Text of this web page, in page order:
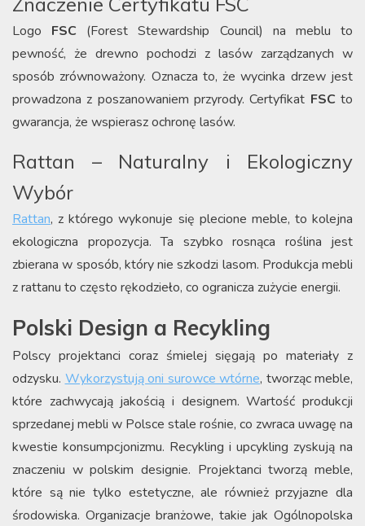
Logo FSC (Forest Stewardship Council) na meblu to
pewność, że drewno pochodzi z lasów zarządzanych w
sposób zrównoważony. Oznacza to, że wycinka drzew jest
prowadzona z poszanowaniem przyrody. Certyfikat FSC to
gwarancja, że wspierasz ochronę lasów.
Rattan – Naturalny i Ekologiczny
Wybór
Rattan, z którego wykonuje się plecione meble, to kolejna
ekologiczna propozycja. Ta szybko rosnąca roślina jest
zbierana w sposób, który nie szkodzi lasom. Produkcja mebli
z rattanu to często rękodzieło, co ogranicza zużycie energii.
Polski Design a Recykling
Polscy projektanci coraz śmielej sięgają po materiały z
odzysku. Wykorzystują oni surowce wtórne, tworząc meble,
które zachwycają jakością i designem. Wartość produkcji
sprzedanej mebli w Polsce stale rośnie, co zwraca uwagę na
kwestie konsumpcjonizmu. Recykling i upcykling zyskują na
znaczeniu w polskim designie. Projektanci tworzą meble,
które są nie tylko estetyczne, ale również przyjazne dla
środowiska. Organizacje branżowe, takie jak Ogólnopolska